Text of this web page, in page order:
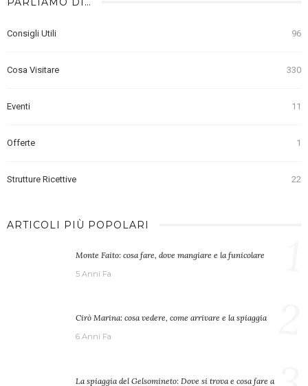
Consigli Utili 96
Cosa Visitare 330
Eventi 11
Offerte 1
Strutture Ricettive 22
ARTICOLI PIÙ POPOLARI
Monte Faito: cosa fare, dove mangiare e la funicolare
5 Anni Fa
Cirò Marina: cosa vedere, come arrivare e la spiaggia
6 Anni Fa
La spiaggia del Gelsomineto: Dove si trova e cosa fare a